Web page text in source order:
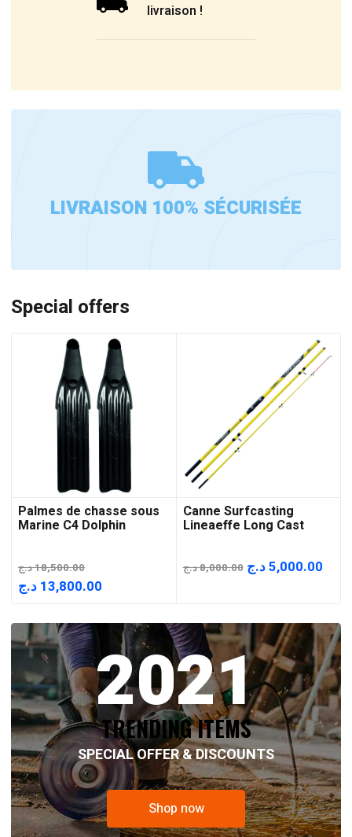
livraison !
LIVRAISON 100% SÉCURISÉE
Special offers
Palmes de chasse sous
Marine C4 Dolphin
18,500.00د.ج
Le
initial
était :
18,500.00 د.ج.
13,800.00 د.ج
actuel
est :
13,800.00 د.ج.
Canne Surfcasting
Lineaeffe Long Cast
8,000.00د.ج
Le
était :
8,000.00 د.ج.
5,000.00د.ج
Le
est :
2021
TRENDING ITEMS
SPECIAL OFFER & DISCOUNTS
Shop now